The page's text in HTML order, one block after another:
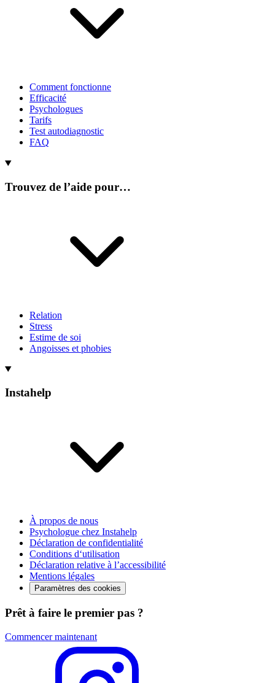
Comment fonctionne
Efficacité
Psychologues
Tarifs
Test autodiagnostic
FAQ
Trouvez de l’aide pour…
Relation
Stress
Estime de soi
Angoisses et phobies
Instahelp
À propos de nous
Psychologue chez Instahelp
Déclaration de confidentialité
Conditions d‘utilisation
Déclaration relative à l’accessibilité
Mentions légales
Paramètres des cookies
Prêt à faire le premier pas ?
Commencer maintenant